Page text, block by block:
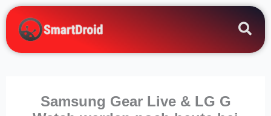
Zum
Inhalt
springen
Samsung Gear Live & LG G